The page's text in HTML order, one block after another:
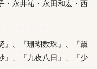
・永井祐・永田和宏・西
』、『珊瑚数珠』、『黛
』、『九夜八日』、『少